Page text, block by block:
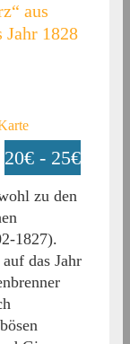
aus
Jahr 1828
20€ - 25€
zu den
1827).
das Jahr